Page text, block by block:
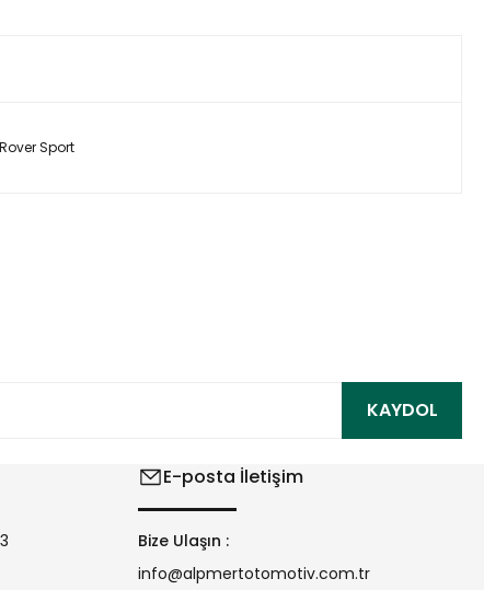
Sport
KAYDOL
E-posta İletişim
Bize Ulaşın :
info@alpmertotomotiv.com.tr